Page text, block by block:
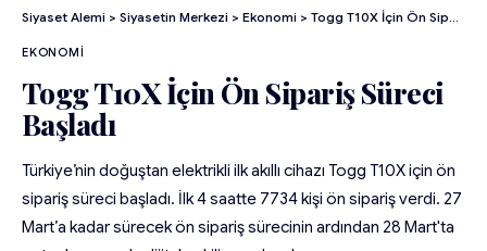
Siyaset Alemi > Siyasetin Merkezi > Ekonomi > Togg T10X İçin Ön Sipariş Süreci Başladı
EKONOMI
Togg T10X İçin Ön Sipariş Süreci
Başladı
Türkiye’nin doğuştan elektrikli ilk akıllı cihazı Togg T10X için ön
sipariş süreci başladı. İlk 4 saatte 7734 kişi ön sipariş verdi. 27
Mart’a kadar sürecek ön sipariş sürecinin ardından 28 Mart'ta